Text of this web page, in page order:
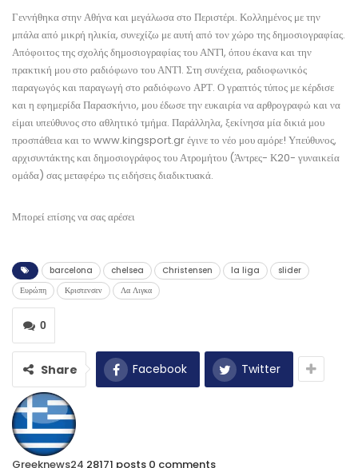
Γεννήθηκα στην Αθήνα και μεγάλωσα στο Περιστέρι. Κολλημένος με την
μπάλα από μικρή ηλικία, συνεχίζω με αυτή από τον χώρο της δημοσιογραφίας.
Απόφοιτος της σχολής δημοσιογραφίας του ΑΝΤ1, όπου έκανα και την
πρακτική μου στο ραδιόφωνο του ΑΝΤ1. Στη συνέχεια, ραδιοφωνικός
παραγωγός και παραγωγή στο ραδιόφωνο ΑΡΤ. Ο γραπτός τύπος με κέρδισε
και η εφημερίδα Παρασκήνιο, μου έδωσε την ευκαιρία να αρθρογραφώ και να
είμαι υπεύθυνος στο αθλητικό τμήμα. Παράλληλα, ξεκίνησα μία δικιά μου
προσπάθεια και το www.kingsport.gr έγινε το νέο μου αμόρε! Υπεύθυνος,
αρχισυντάκτης και δημοσιογράφος του Ατρομήτου (Άντρες- Κ20- γυναικεία
ομάδα) σας μεταφέρω τις ειδήσεις διαδικτυακά.
Μπορεί επίσης να σας αρέσει
barcelona chelsea Christensen la liga
slider
Ευρώπη
Κριστενσεν Λα Λιγκα
0
Share Facebook Twitter
Greeknews24 28171 posts 0 comments